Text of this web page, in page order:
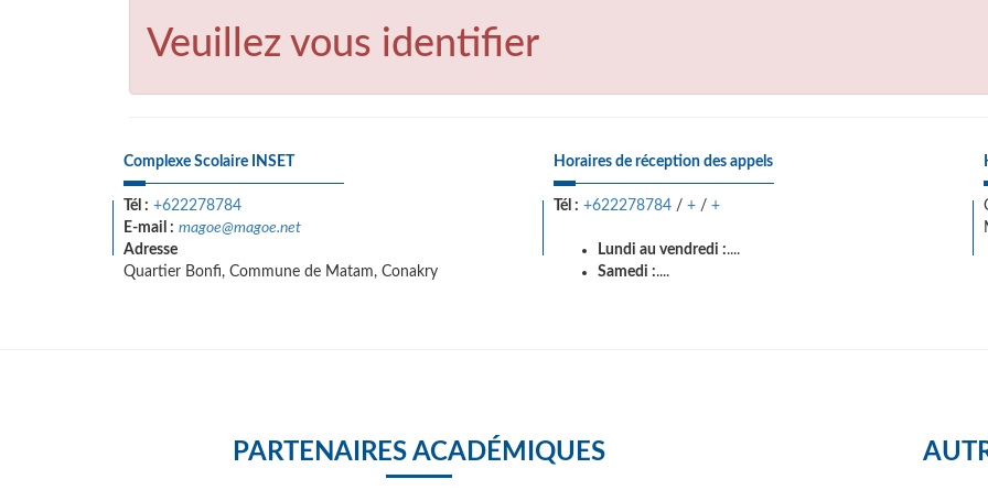
Veuillez vous identifier
Complexe Scolaire INSET
Tél : +622278784
E-mail : magoe@magoe.net
Adresse
Quartier Bonfi, Commune de Matam, Conakry
Horaires de réception des appels
Tél : +622278784 / + / +
Lundi au vendredi :....
Samedi :....
PARTENAIRES ACADÉMIQUES